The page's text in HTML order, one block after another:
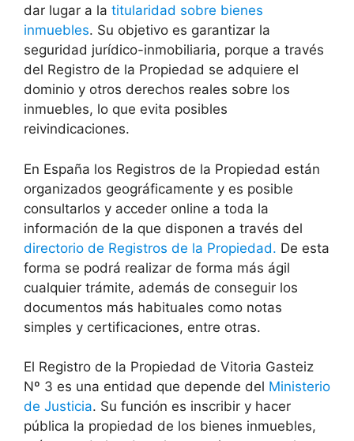
dar lugar a la titularidad sobre bienes
inmuebles. Su objetivo es garantizar la
seguridad jurídico-inmobiliaria, porque a través
del Registro de la Propiedad se adquiere el
dominio y otros derechos reales sobre los
inmuebles, lo que evita posibles
reivindicaciones.
En España los Registros de la Propiedad están
organizados geográficamente y es posible
consultarlos y acceder online a toda la
información de la que disponen a través del
directorio de Registros de la Propiedad. De esta
forma se podrá realizar de forma más ágil
cualquier trámite, además de conseguir los
documentos más habituales como notas
simples y certificaciones, entre otras.
El Registro de la Propiedad de Vitoria Gasteiz
Nº 3 es una entidad que depende del Ministerio
de Justicia. Su función es inscribir y hacer
pública la propiedad de los bienes inmuebles,